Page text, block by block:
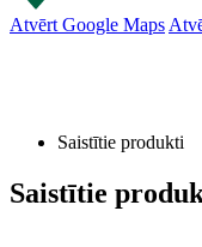
Atvērt Google Maps
Aleksandra
Rating: 5/5
Saistītie produkti
Saistītie